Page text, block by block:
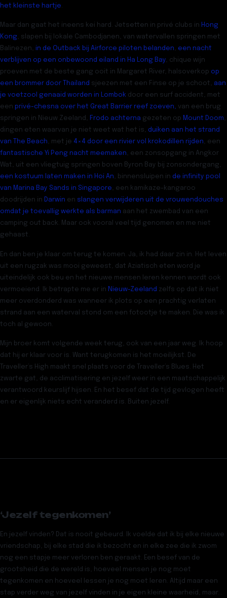
het kleinste hartje
Maar dan gaat het ineens kei hard. Jetsetten in privé clubs in Hong
Kong, slapen bij lokale Cambodjanen, van watervallen springen met
Balinezen, in de Outback bij Airforce piloten belanden, een nacht
verblijven op een onbewoond eiland in Ha Long Bay, chique wijn
proeven met de beste gang ooit in Margaret River, halsoverkop op
een brommer door Thailand sjeezen met een Finse op je schoot, aan
je voetzool genaaid worden in Lombok door een surf accident, met
een privé-chesna over het Great Barrier reef zoeven, van een brug
springen in Nieuw Zeeland, Frodo achterna gezeten op Mount Doom,
dingen eten waarvan je niet weet wat het is, duiken aan het strand
van The Beach, met je 4×4 door een rivier vol krokodillen rijden, een
fantastische Yi Peng nacht meemaken, een zonsopgang in Angkor
Wat, uit een vliegtuig springen boven Byron Bay bij zonsondergang,
een kostuum laten maken in Hoi An, binnensluipen in de infinity pool
van Marina Bay Sands in Singapore, een kamikaze-kangaroo
doodrijden in Darwin en slangen verwijderen uit de vrouwendouches
omdat je toevallig werkte als barman aan het zwembad van een
camping out back. Maar ook vooral veel tijd genomen en me niet
gehaast.
En dan ben je klaar om terug te komen. Ja, ik had daar zin in. Het leven
uit een rugzak was mooi geweest, dat Aziatisch eten word je
uiteindelijk ook beu en het nieuwe mensen leren kennen wordt ook
vermoeiend. Ik betrapte me er in Nieuw-Zeeland zelfs op dat ik niet
meer overdonderd was wanneer ik plots op een prachtig verlaten
strand aan een waterval stond om een fotootje te maken. Die was ik
toch al gewoon.
Mijn broer komt volgende week terug, ook van een jaar weg. Ik hoop
dat hij er klaar voor is. Want terugkomen is het moeilijkst. De
Traveller’s High maakt snel plaats voor de Traveller’s Blues. Het
zwarte gat, de acclimatisering en jezelf weer in een maatschappelijk
verantwoord keurslijf hijsen. En het besef dat de tijd gevlogen heeft
en er eigenlijk niets echt veranderd is. Buiten jezelf.
‘Jezelf tegenkomen’
En jezelf vinden? Dat is nooit gebeurd. Ik voelde dat ik bij elke nieuwe
vriendschap, bij elke stad die ik bezocht en in elke zee die ik zwom
nog een stapje meer verloren ben geraakt. Een besef van de
grootsheid die de wereld is, hoeveel mensen je nog moet
tegenkomen en hoeveel lessen je nog moet leren. Altijd maar een
stap verder weg van jezelf vinden in je eigen kleine waarheid, maar…